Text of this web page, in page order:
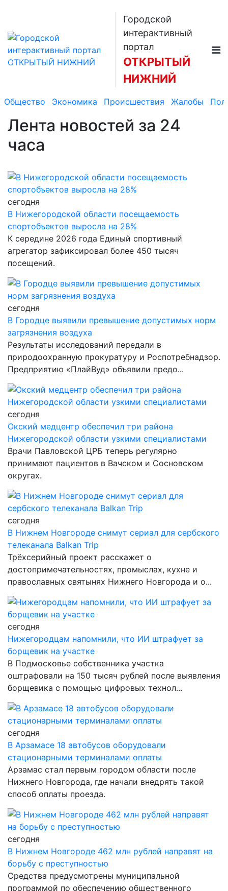
Городской
интерактивный
портал
ОТКРЫТЫЙ
НИЖНИЙ
Общество Экономика Происшествия Жалобы
Лента новостей за 24
часа
сегодня
В Нижегородской области посещаемость
спортобъектов выросла на 28%
К середине 2026 года Единый спортивный
агрегатор зафиксировал более 450 тысяч
посещений.
сегодня
В Городце выявили превышение допустимых норм
загрязнения воздуха
Результаты исследований передали в
природоохранную прокуратуру и Роспотребнадзор.
Предприятию «ПлайВуд» объявили предо...
сегодня
Окский медцентр обеспечил три района
Нижегородской области узкими специалистами
Врачи Павловской ЦРБ теперь регулярно
принимают пациентов в Вачском и Сосновском
округах.
сегодня
В Нижнем Новгороде снимут сериал для сербского
телеканала Balkan Trip
Трёхсерийный проект расскажет о
достопримечательностях, промыслах, кухне и
православных святынях Нижнего Новгорода и о...
сегодня
Нижегородцам напомнили, что ИИ штрафует за
борщевик на участке
В Подмосковье собственника участка
оштрафовали на 150 тысяч рублей после выявления
борщевика с помощью цифровых технол...
сегодня
В Арзамасе 18 автобусов оборудовали
стационарными терминалами оплаты
Арзамас стал первым городом области после
Нижнего Новгорода, где начали внедрять такой
способ оплаты проезда.
сегодня
В Нижнем Новгороде 462 млн рублей направят на
борьбу с преступностью
Средства предусмотрены муниципальной
программой по обеспечению общественного